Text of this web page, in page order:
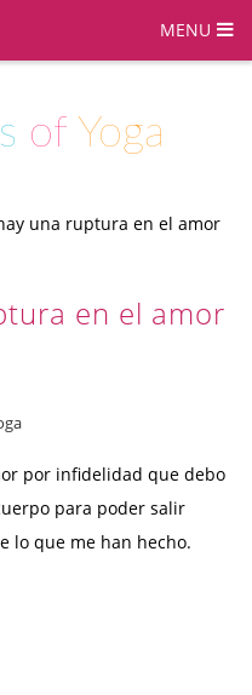
MENU
of Yoga
una ruptura en el amor
en el amor
por infidelidad que debo
para poder salir
lo que me han hecho.